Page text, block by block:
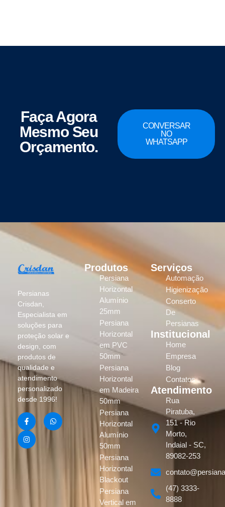
Faça Agora
Mesmo Seu
Orçamento.
CONVERSAR
NO
WHATSAPP
Persianas
Crisdan,
Especialista em
soluções para
proteção solar e
design, com
produtos de
qualidade e
atendimento
personalizado
desde 1996!
Produtos
Persiana
Horizontal
Alumínio
25mm
Persiana
Horizontal
em PVC
50mm
Persiana
Horizontal
em Madeira
50mm
Persiana
Horizontal
Alumínio
50mm
Persiana
Horizontal
Blackout
Persiana
Vertical em
Serviços
Automação
Higienização
Conserto
De
Persianas
Institucional
Home
Empresa
Blog
Contatos
Atendimento
Rua
Piratuba,
151 - Rio
Morto,
Indaial - SC,
89082-253
(47) 3333-
8888